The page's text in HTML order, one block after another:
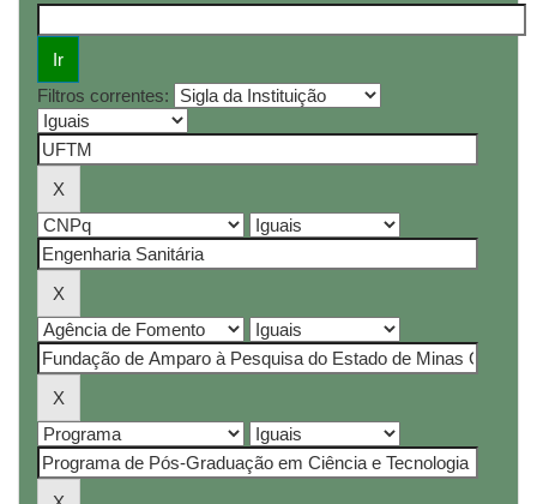
Filtros correntes: